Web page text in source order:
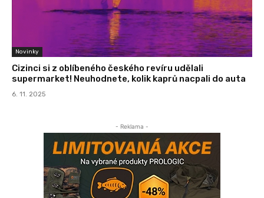
Novinky
Cizinci si z oblíbeného českého revíru udělali
supermarket! Neuhodnete, kolik kaprů nacpali do auta
6. 11. 2025
- Reklama -